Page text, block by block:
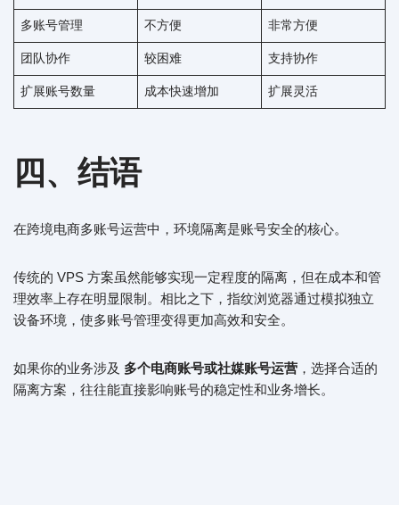
多账号管理 不方便 非常方便
团队协作 较困难 支持协作
扩展账号数量 成本快速增加 扩展灵活
四、结语
在跨境电商多账号运营中，环境隔离是账号安全的核心。
传统的 VPS 方案虽然能够实现一定程度的隔离，但在成本和管
理效率上存在明显限制。相比之下，指纹浏览器通过模拟独立
设备环境，使多账号管理变得更加高效和安全。
如果你的业务涉及 多个电商账号或社媒账号运营 ，选择合适的
隔离方案，往往能直接影响账号的稳定性和业务增长。